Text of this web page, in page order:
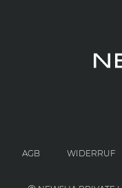
AGB WIDERRUF